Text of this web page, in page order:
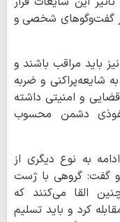
در گفت‌وگوهای شخصی و
باید مراقب باشند و
شایعه‌پراکنی و ضربه
و امنیتی داشته
نفوذی دشمن محسوب
به نوع دیگری از
و گفت: گروهی با ژست
القا می‌کنند که
کرد و باید تسلیم